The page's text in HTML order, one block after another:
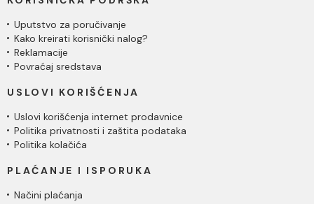
Uputstvo za poručivanje
Kako kreirati korisnički nalog?
Reklamacije
Povraćaj sredstava
USLOVI KORIŠĆENJA
Uslovi korišćenja internet prodavnice
Politika privatnosti i zaštita podataka
Politika kolačića
PLAĆANJE I ISPORUKA
Načini plaćanja